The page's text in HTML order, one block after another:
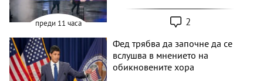
преди 11 часа 2
Фед трябва да започне да се
вслушва в мнението на
обикновените хора